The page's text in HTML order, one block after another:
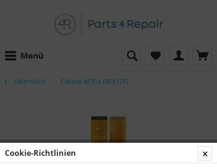
Menü
Übersicht Galaxy M31s (M317F)
Cookie-Richtlinien